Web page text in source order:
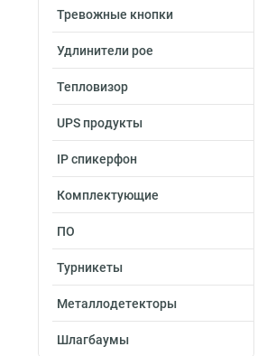
Тревожные кнопки
Удлинители poe
Тепловизор
UPS продукты
IP спикерфон
Комплектующие
ПО
Турникеты
Металлодетекторы
Шлагбаумы